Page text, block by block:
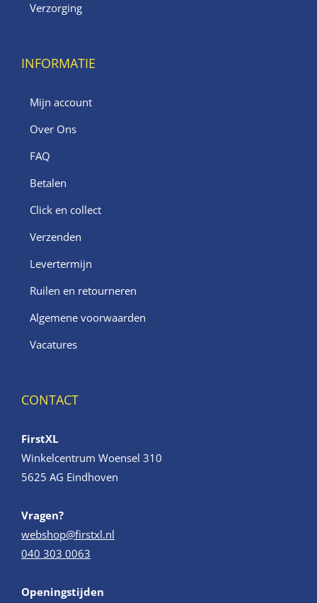
Verzorging
INFORMATIE
Mijn account
Over Ons
FAQ
Betalen
Click en collect
Verzenden
Levertermijn
Ruilen en retourneren
Algemene voorwaarden
Vacatures
CONTACT
FirstXL
Winkelcentrum Woensel 310
5625 AG Eindhoven
Vragen?
webshop@firstxl.nl
040 303 0063
Openingstijden